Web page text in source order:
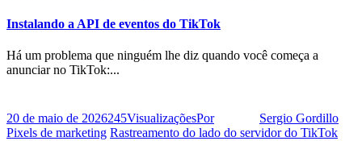
Instalando a API de eventos do TikTok
Há um problema que ninguém lhe diz quando você começa a
anunciar no TikTok:...
20 de maio de 2026245VisualizaçõesPor
Sergio Gordillo
Pixels de marketing Rastreamento do lado do servidor do TikTok